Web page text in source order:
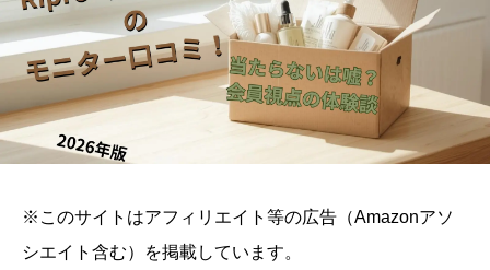
※このサイトはアフィリエイト等の広告（Amazonアソ
シエイト含む）を掲載しています。